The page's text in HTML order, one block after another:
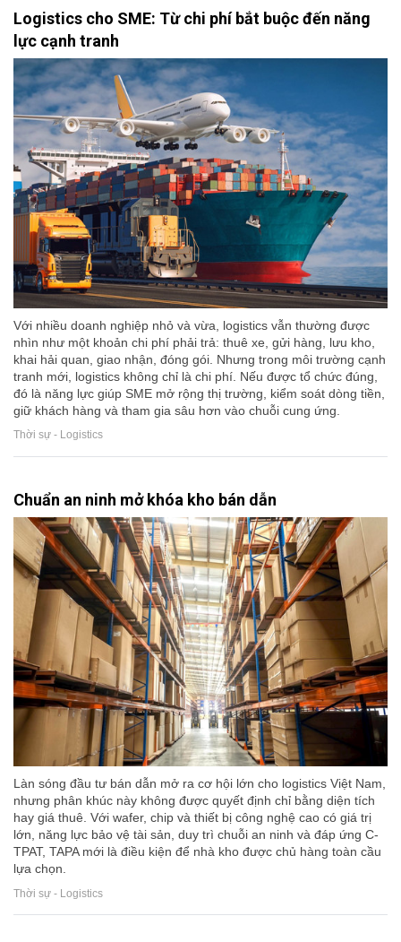
Logistics cho SME: Từ chi phí bắt buộc đến năng
lực cạnh tranh
Với nhiều doanh nghiệp nhỏ và vừa, logistics vẫn thường được
nhìn như một khoản chi phí phải trả: thuê xe, gửi hàng, lưu kho,
khai hải quan, giao nhận, đóng gói. Nhưng trong môi trường cạnh
tranh mới, logistics không chỉ là chi phí. Nếu được tổ chức đúng,
đó là năng lực giúp SME mở rộng thị trường, kiểm soát dòng tiền,
giữ khách hàng và tham gia sâu hơn vào chuỗi cung ứng.
Thời sự - Logistics
Chuẩn an ninh mở khóa kho bán dẫn
Làn sóng đầu tư bán dẫn mở ra cơ hội lớn cho logistics Việt Nam,
nhưng phân khúc này không được quyết định chỉ bằng diện tích
hay giá thuê. Với wafer, chip và thiết bị công nghệ cao có giá trị
lớn, năng lực bảo vệ tài sản, duy trì chuỗi an ninh và đáp ứng C-
TPAT, TAPA mới là điều kiện để nhà kho được chủ hàng toàn cầu
lựa chọn.
Thời sự - Logistics